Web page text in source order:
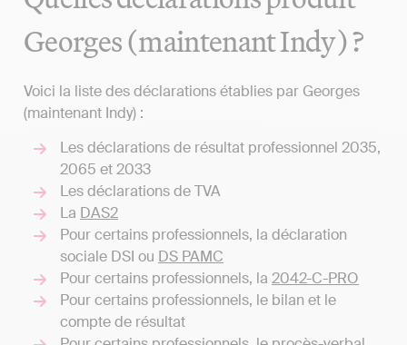
Georges (maintenant Indy) ?
Voici la liste des déclarations établies par Georges
(maintenant Indy) :
Les déclarations de résultat professionnel 2035,
2065 et 2033
Les déclarations de TVA
La DAS2
Pour certains professionnels, la déclaration
sociale DSI ou DS PAMC
Pour certains professionnels, la 2042-C-PRO
Pour certains professionnels, le bilan et le
compte de résultat